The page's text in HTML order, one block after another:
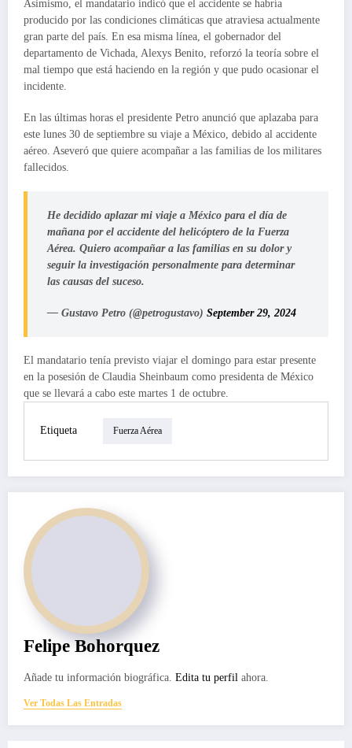
Asimismo, el mandatario indicó que el accidente se habría
producido por las condiciones climáticas que atraviesa actualmente
gran parte del país. En esa misma línea, el gobernador del
departamento de Vichada, Alexys Benito, reforzó la teoría sobre el
mal tiempo que está haciendo en la región y que pudo ocasionar el
incidente.
En las últimas horas el presidente Petro anunció que aplazaba para
este lunes 30 de septiembre su viaje a México, debido al accidente
aéreo. Aseveró que quiere acompañar a las familias de los militares
fallecidos.
He decidido aplazar mi viaje a México para el día de
mañana por el accidente del helicóptero de la Fuerza
Aérea. Quiero acompañar a las familias en su dolor y
seguir la investigación personalmente para determinar
las causas del suceso.
— Gustavo Petro (@petrogustavo) September 29, 2024
El mandatario tenía previsto viajar el domingo para estar presente
en la posesión de Claudia Sheinbaum como presidenta de México
que se llevará a cabo este martes 1 de octubre.
Etiqueta Fuerza Aérea
Felipe Bohorquez
Añade tu información biográfica. Edita tu perfil ahora.
Ver Todas Las Entradas